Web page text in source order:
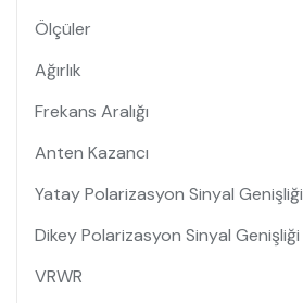
Ölçüler
Ağırlık
Frekans Aralığı
Anten Kazancı
Yatay Polarizasyon Sinyal Genişliği
Dikey Polarizasyon Sinyal Genişliği
VRWR